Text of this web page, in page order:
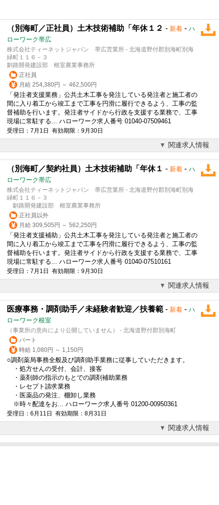
（別海町／正社員）土木技術補助「年休１２ - 新着 - ハ
ローワーク帯広
株式会社ティーネットジャパン 帯広営業所 - 北海道野付郡別海町別海
緑町１１６－３
釧路開発建設部 根室農業事務所
正社員
月給 254,380円 ～ 462,500円
「発注者支援業務」公共土木工事を発注している発注者と施工者の
間に入り着工から竣工まで工事を円滑に履行できるよう、工事の監
督補助を行います。発注者サイドから行政を支援する業務で、工事
現場に常駐する... ハローワーク求人番号 01040-07509461
受理日：7月1日 有効期限：9月30日
関連求人情報
（別海町／契約社員）土木技術補助「年休１ - 新着 - ハ
ローワーク帯広
株式会社ティーネットジャパン 帯広営業所 - 北海道野付郡別海町別海
緑町１１６－３
釧路開発建設部 根室農業事務所
正社員以外
月給 309,505円 ～ 562,250円
「発注者支援補助」公共土木工事を発注している発注者と施工者の
間に入り着工から竣工まで工事を円滑に履行できるよう、工事の監
督補助を行います。発注者サイドから行政を支援する業務で、工事
現場に常駐する... ハローワーク求人番号 01040-07510161
受理日：7月1日 有効期限：9月30日
関連求人情報
医療事務・調剤助手／未経験者歓迎／扶養範 - 新着 - ハ
ローワーク根室
（事業所の意向により公開していません） - 北海道野付郡別海町
パート
時給 1,080円 ～ 1,150円
○調剤薬局事務全般及び調剤助手業務に従事していただきます。
・処方せんの受付、会計、接客
・薬剤師の指示のもとでの調剤 補助業務
・レセプト請求業務
・医薬品の発注、棚卸し業務
※時々配達をお... ハローワーク求人番号 01200-00950361
受理日：6月11日 有効期限：8月31日
関連求人情報